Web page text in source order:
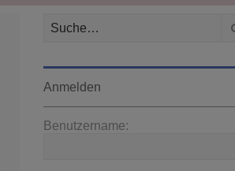
Anmelden
Benutzername: